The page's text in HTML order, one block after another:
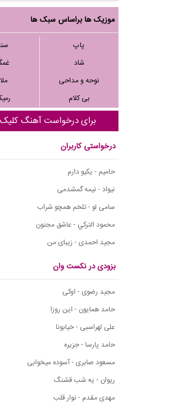
موزیک ها براساس سبک ها
پاپ
شاد
نوحه و مداحی
بی کلام
برای درخواست آهنگ کلیک
درخواستی کاربران
حامیم - یکیو دارم
نیواد - نیمه گمشدمی
سامی لو - تلخم همچو شراب
محمود التركي - عاشق مجنون
مجید احمدی - زیبای من
بزودی در نکست وان
مجید رضوی - اوکی
حامد همایون - این روزا
علی لهراسبی - خیابونا
حامد پارسا - جزیره
مسعود صابری - آسوده میخوابی
ریوان - یه شب قشنگ
مهدی مقدم - نوار قلب